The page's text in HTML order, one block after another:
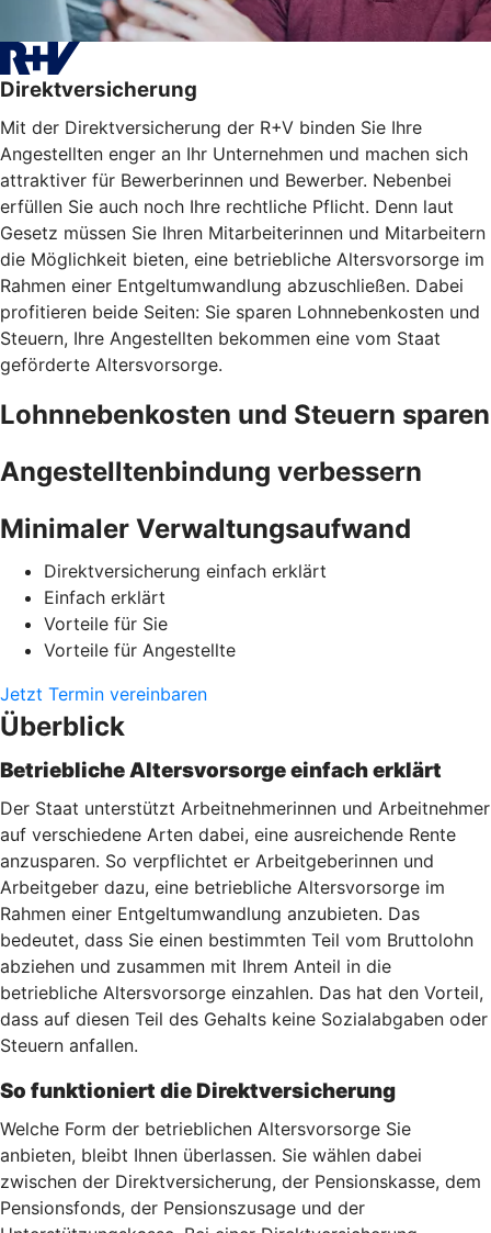
Direktversicherung
Mit der Direktversicherung der R+V binden Sie Ihre
Angestellten enger an Ihr Unternehmen und machen sich
attraktiver für Bewerberinnen und Bewerber. Nebenbei
erfüllen Sie auch noch Ihre rechtliche Pflicht. Denn laut
Gesetz müssen Sie Ihren Mitarbeiterinnen und Mitarbeitern
die Möglichkeit bieten, eine betriebliche Altersvorsorge im
Rahmen einer Entgeltumwandlung abzuschließen. Dabei
profitieren beide Seiten: Sie sparen Lohnnebenkosten und
Steuern, Ihre Angestellten bekommen eine vom Staat
geförderte Altersvorsorge.
Lohnnebenkosten und Steuern sparen
Angestelltenbindung verbessern
Minimaler Verwaltungsaufwand
Direktversicherung einfach erklärt
Einfach erklärt
Vorteile für Sie
Vorteile für Angestellte
Jetzt Termin vereinbaren
Überblick
Betriebliche Altersvorsorge einfach erklärt
Der Staat unterstützt Arbeitnehmerinnen und Arbeitnehmer
auf verschiedene Arten dabei, eine ausreichende Rente
anzusparen. So verpflichtet er Arbeitgeberinnen und
Arbeitgeber dazu, eine betriebliche Altersvorsorge im
Rahmen einer Entgeltumwandlung anzubieten. Das
bedeutet, dass Sie einen bestimmten Teil vom Bruttolohn
abziehen und zusammen mit Ihrem Anteil in die
betriebliche Altersvorsorge einzahlen. Das hat den Vorteil,
dass auf diesen Teil des Gehalts keine Sozialabgaben oder
Steuern anfallen.
So funktioniert die Direktversicherung
Welche Form der betrieblichen Altersvorsorge Sie
anbieten, bleibt Ihnen überlassen. Sie wählen dabei
zwischen der Direktversicherung, der Pensionskasse, dem
Pensionsfonds, der Pensionszusage und der